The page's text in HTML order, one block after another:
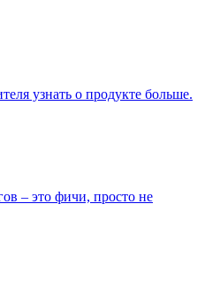
узнать о продукте больше.
– это фичи, просто не